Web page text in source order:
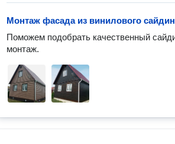
Монтаж фасада из винилового
Поможем подобрать качественный
монтаж.